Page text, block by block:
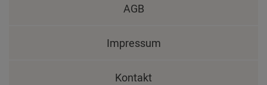
AGB
Impressum
Kontakt